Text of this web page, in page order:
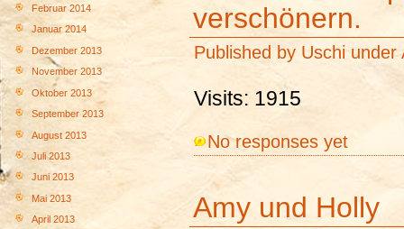
Februar 2014
Januar 2014
Dezember 2013
November 2013
Oktober 2013
September 2013
August 2013
Juli 2013
Juni 2013
Mai 2013
April 2013
verschönern.
Published by Uschi under
Visits: 1915
No responses yet
Amy und Holly